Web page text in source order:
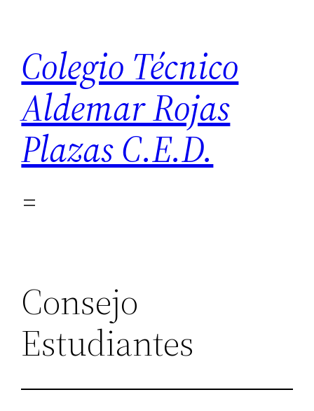
contenido
Colegio Técnico
Aldemar Rojas
Plazas C.E.D.
Consejo
Estudiantes